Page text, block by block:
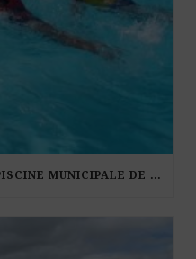
LES ÉLÈVES DE CM1 À LA PISCINE MUNICIPALE DE KERDURAND